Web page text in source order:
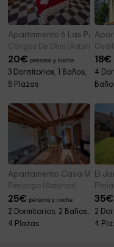
Apartamento 6 Las
Cangas De Onis (Asturias)
20€ persona y noche
3 Dormitorios, 1 Baños,
5 Plazas
18€
4
Apartamento Casa Male
Pimiango (Asturias)
25€ persona y noche
2 Dormitorios, 2 Baños,
4 Plazas
El
35€
2
4